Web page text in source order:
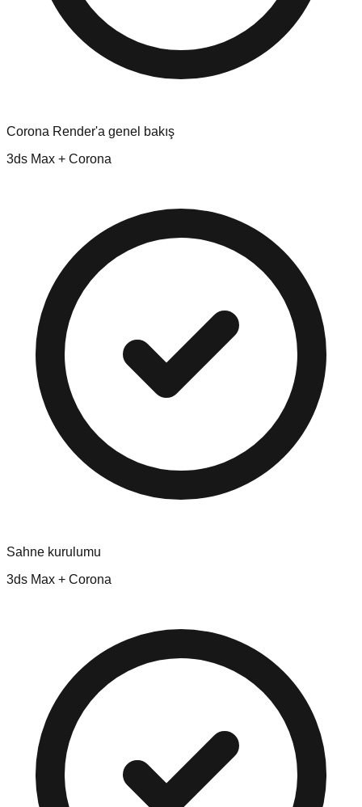
Corona Render'a genel bakış
3ds Max + Corona
Sahne kurulumu
3ds Max + Corona